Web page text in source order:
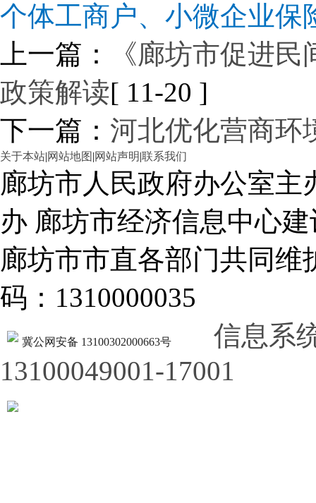
个体工商户、小微企业保
上一篇：
《廊坊市促进
政策解读[ 11-20 ]
下一篇： 河北优化营商环
关于本站|网站地图 |网站声明|联系我们
廊坊市人民政府办公室
办 廊坊市经济信息中心建
廊坊市市直各部门共同
码：1310000035
冀公网安备 13100302000663号
信息系
13100049001-17001